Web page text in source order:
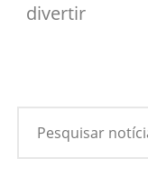
divertir